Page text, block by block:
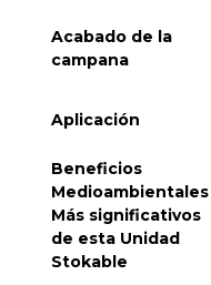
Acabado de la
campana
Aplicación
Beneficios
Medioambientales
Más significativos
de esta Unidad
Stokable